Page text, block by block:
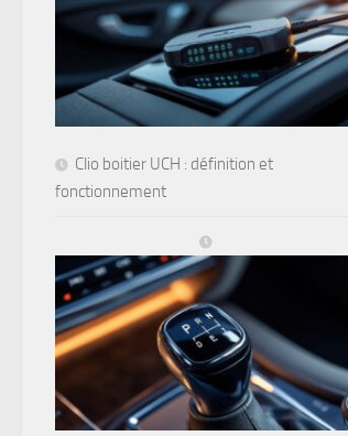
Clio boitier UCH : définition et
fonctionnement